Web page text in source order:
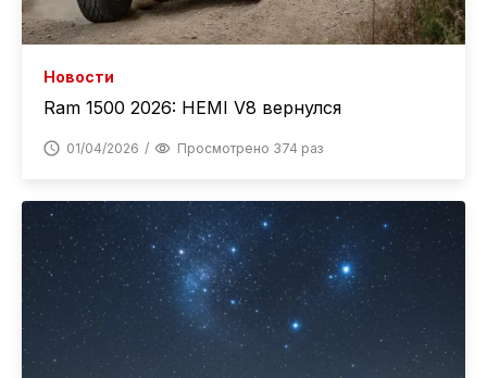
Новости
Ram 1500 2026: HEMI V8 вернулся
01/04/2026 Просмотрено 374 раз